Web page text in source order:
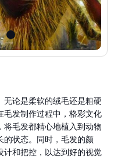
无论是柔软的绒毛还是粗硬
毛发制作过程中，格彩文化
将毛发都精心地植入到动物
的状态。同时，毛发的颜
计和把控，以达到好的视觉